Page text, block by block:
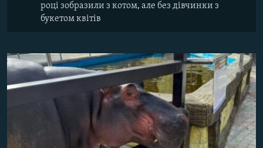
році зобразили з котом, але без дівчинки з
букетом квітів